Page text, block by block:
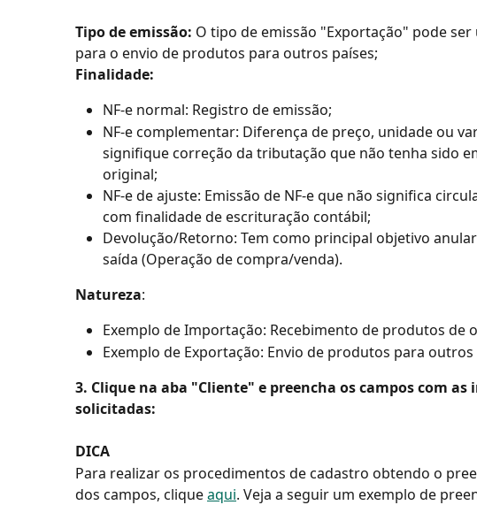
Tipo de emissão: O tipo de emissão "Exportação" pode
para o envio de produtos para outros países;
Finalidade:
NF-e normal: Registro de emissão;
NF-e complementar: Diferença de preço, unidade ou
signifique correção da tributação que não tenha sido
original;
NF-e de ajuste: Emissão de NF-e que não significa
com finalidade de escrituração contábil;
Devolução/Retorno: Tem como principal objetivo
saída (Operação de compra/venda).
Natureza:
Exemplo de Importação: Recebimento de produtos de
Exemplo de Exportação: Envio de produtos para outros
3. Clique na aba "Cliente" e preencha os campos com as
solicitadas:
DICA
Para realizar os procedimentos de cadastro obtendo o
dos campos, clique aqui. Veja a seguir um exemplo de